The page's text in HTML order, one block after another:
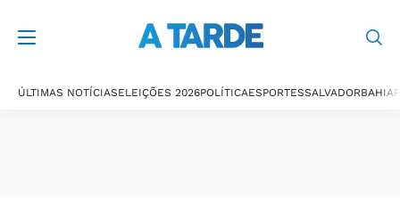
ÚLTIMAS NOTÍCIASELEIÇÕES 2026POLÍTICAESPORTESSALVADORBAHIA